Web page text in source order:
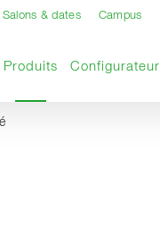
Salons & dates Campus
ProduitsPage actuelle
Configurateur